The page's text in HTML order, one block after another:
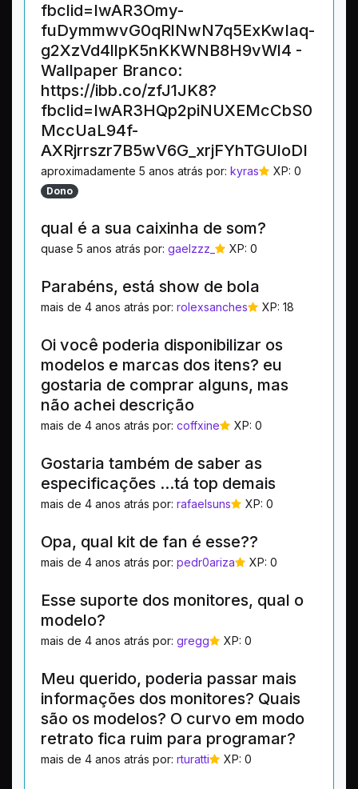
fbclid=IwAR3Omy-
fuDymmwvG0qRlNwN7q5ExKwIaq-
g2XzVd4llpK5nKKWNB8H9vWl4 -
Wallpaper Branco:
https://ibb.co/zfJ1JK8?
fbclid=IwAR3HQp2piNUXEMcCbS0
MccUaL94f-
AXRjrrszr7B5wV6G_xrjFYhTGUloDI
aproximadamente 5 anos atrás por: kyras XP: 0
Dono
qual é a sua caixinha de som?
quase 5 anos atrás por: gaelzzz_ XP: 0
Parabéns, está show de bola
mais de 4 anos atrás por: rolexsanches XP: 18
Oi você poderia disponibilizar os
modelos e marcas dos itens? eu
gostaria de comprar alguns, mas
não achei descrição
mais de 4 anos atrás por: coffxine XP: 0
Gostaria também de saber as
especificações ...tá top demais
mais de 4 anos atrás por: rafaelsuns XP: 0
Opa, qual kit de fan é esse??
mais de 4 anos atrás por: pedr0ariza XP: 0
Esse suporte dos monitores, qual o
modelo?
mais de 4 anos atrás por: gregg XP: 0
Meu querido, poderia passar mais
informações dos monitores? Quais
são os modelos? O curvo em modo
retrato fica ruim para programar?
mais de 4 anos atrás por: rturatti XP: 0